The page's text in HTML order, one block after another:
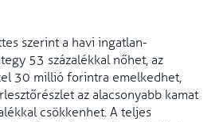
szerint a havi ingatlan-
53 százalékkal nőhet, az
30 millió forintra emelkedhet,
az alacsonyabb kamat
csökkenhet. A teljes